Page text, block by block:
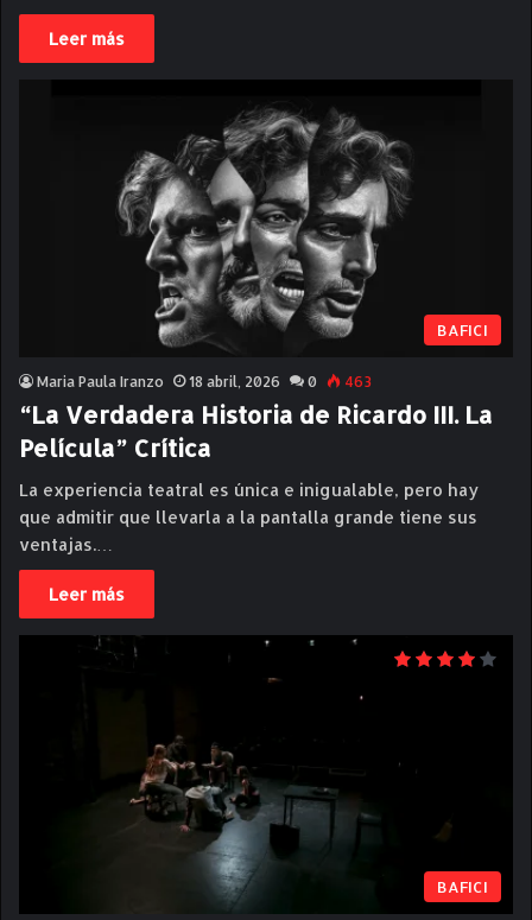
Leer más
BAFICI
Maria Paula Iranzo 18 abril, 2026 0 463
“La Verdadera Historia de Ricardo III. La
Película” Crítica
La experiencia teatral es única e inigualable, pero hay
que admitir que llevarla a la pantalla grande tiene sus
ventajas.…
Leer más
BAFICI